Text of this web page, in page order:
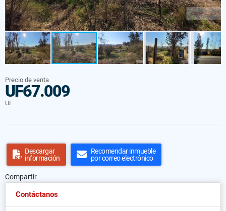
Precio de venta
UF67.009
UF
Descargar
información
Recomendar inmueble
por correo electrónico
Compartir
Contáctanos